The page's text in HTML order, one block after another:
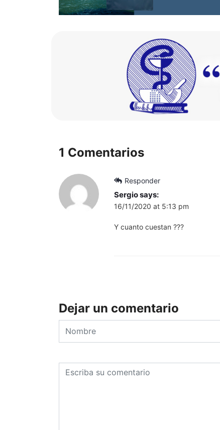
1 Comentarios
Responder
Sergiosays:
16/11/2020 at 5:13 pm
Y cuanto cuestan ???
Dejar un comentario